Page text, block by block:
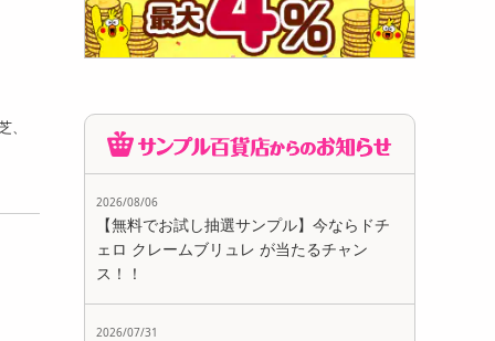
2026/08/06
【無料でお試し抽選サンプル】今ならドチ
ェロ クレームブリュレ が当たるチャン
ス！！
2026/07/31